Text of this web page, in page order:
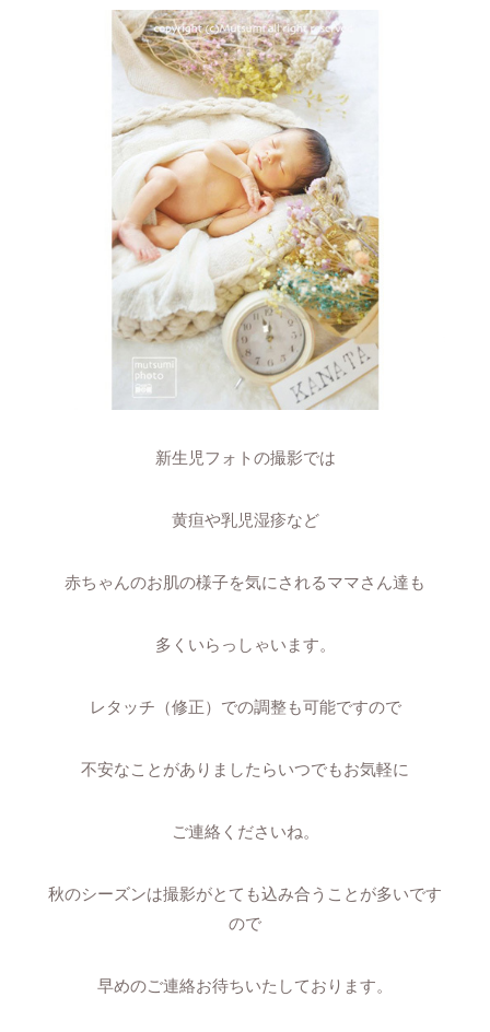
新生児フォトの撮影では
黄疸や乳児湿疹など
赤ちゃんのお肌の様子を気にされるママさん達も
多くいらっしゃいます。
レタッチ（修正）での調整も可能ですので
不安なことがありましたらいつでもお気軽に
ご連絡くださいね。
秋のシーズンは撮影がとても込み合うことが多いです
ので
早めのご連絡お待ちいたしております。